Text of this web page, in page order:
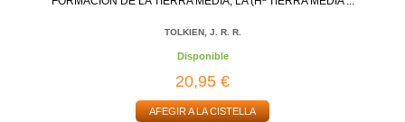
TOLKIEN, J. R. R.
Disponible
20,95 €
AFEGIR A LA CISTELLA